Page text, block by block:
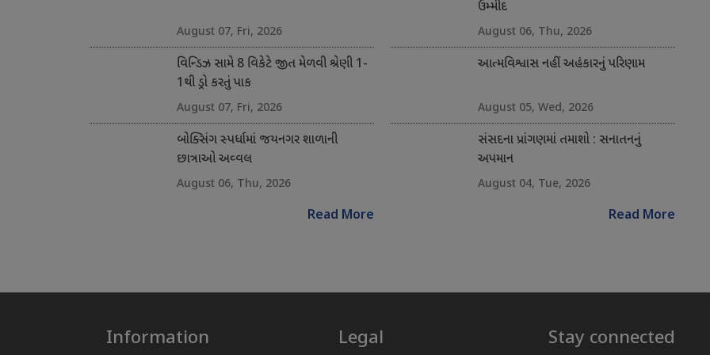
August 07, Fri, 2026
વિન્ડિઝ સામે 8 વિકેટે જીત મેળવી શ્રેણી 1-
1થી ડ્રો કરતું પાક
August 07, Fri, 2026
બોક્સિંગ સ્પર્ધામાં જયનગર શાળાની
છાત્રાઓ અવ્વલ
August 06, Thu, 2026
Read More
ઉમ્મીદ
August 06, Thu, 2026
આત્મવિશ્વાસ નહીં અહંકારનું પરિણામ
August 05, Wed, 2026
સંસદના પ્રાંગણમાં તમાશો : સનાતનનું
અપમાન
August 04, Tue, 2026
Read More
Information Legal Stay connected